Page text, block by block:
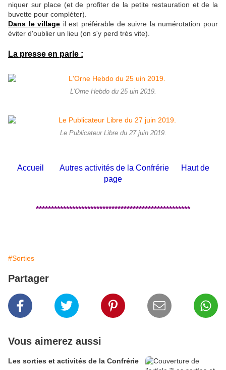
niquer sur place (et de profiter de la petite restauration et de la
buvette pour compléter).
Dans le village il est préférable de suivre la numérotation pour
éviter d'oublier un lieu (on s'y perd très vite).
La presse en parle :
L'Orne Hebdo du 25 uin 2019.
Le Publicateur Libre du 27 juin 2019.
Accueil Autres activités de la Confrérie
Haut de
page
***************************************************
#Sorties
Partager
Vous aimerez aussi
Les sorties et activités de la Confrérie